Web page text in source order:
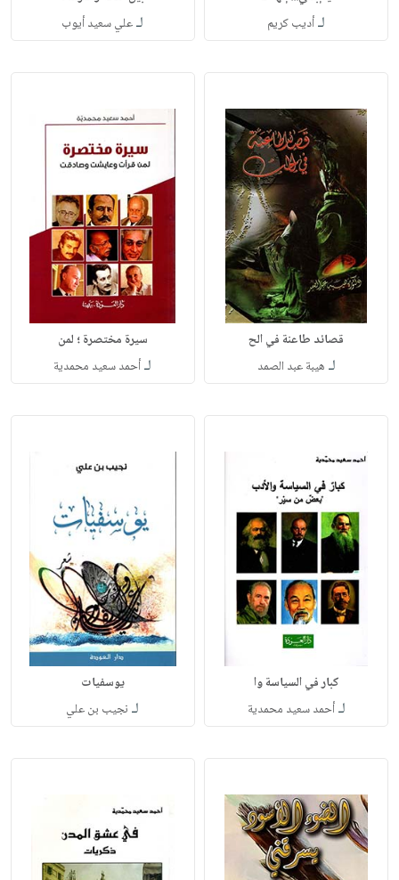
لـأديب كريم لـعلي سعيد أيوب
قصائد طاعنة في الح
لـ هيبة عبد الصمد
سيرة مختصرة ؛ لمن
لـأحمد سعيد محمدية
كبار في السياسة وا
لـأحمد سعيد محمدية
يوسفيات
لـ نجيب بن علي